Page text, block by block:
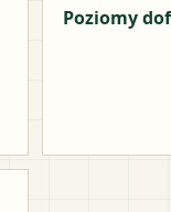
Poziomy